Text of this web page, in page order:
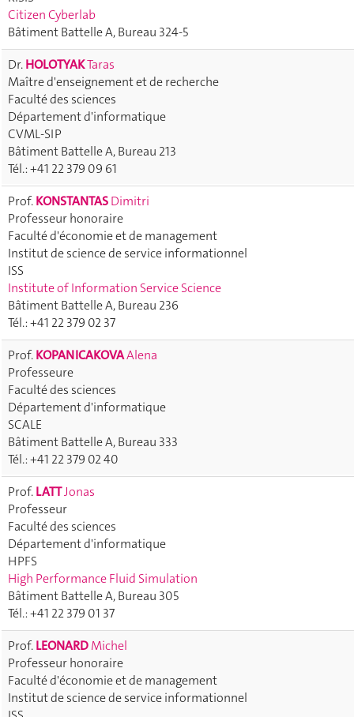
Citizen Cyberlab
Bâtiment Battelle A, Bureau 324-5
Dr.HOLOTYAKTaras
Maître d'enseignement et de recherche
Faculté des sciences
Département d'informatique
CVML-SIP
Bâtiment Battelle A, Bureau 213
Tél.: +41 22 379 09 61
Prof.KONSTANTASDimitri
Professeur honoraire
Faculté d'économie et de management
Institut de science de service informationnel
ISS
Institute of Information Service Science
Bâtiment Battelle A, Bureau 236
Tél.: +41 22 379 02 37
Prof.KOPANICAKOVAAlena
Professeure
Faculté des sciences
Département d'informatique
SCALE
Bâtiment Battelle A, Bureau 333
Tél.: +41 22 379 02 40
Prof.LATTJonas
Professeur
Faculté des sciences
Département d'informatique
HPFS
High Performance Fluid Simulation
Bâtiment Battelle A, Bureau 305
Tél.: +41 22 379 01 37
Prof.LEONARDMichel
Professeur honoraire
Faculté d'économie et de management
Institut de science de service informationnel